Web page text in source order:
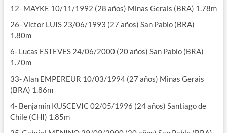
12- MAYKE 10/11/1992 (28 años) Minas Gerais (BRA) 1.78m
26- Víctor LUIS 23/06/1993 (27 años) San Pablo (BRA)
1.80m
6- Lucas ESTEVES 24/06/2000 (20 años) San Pablo (BRA)
1.70m
33- Alan EMPEREUR 10/03/1994 (27 años) Minas Gerais
(BRA) 1.86m
4- Benjamín KUSCEVIC 02/05/1996 (24 años) Santiago de
Chile (CHI) 1.85m